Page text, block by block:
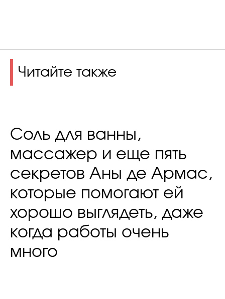
Читайте также
Соль для ванны,
массажер и еще пять
секретов Аны де Армас,
которые помогают ей
хорошо выглядеть, даже
когда работы очень
много